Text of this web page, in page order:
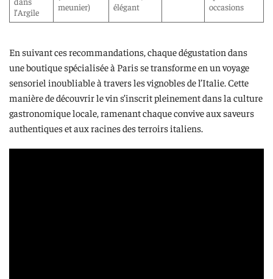
l’Argile
meunier)
élégant
occasions
En suivant ces recommandations, chaque dégustation dans
une boutique spécialisée à Paris se transforme en un voyage
sensoriel inoubliable à travers les vignobles de l’Italie. Cette
manière de découvrir le vin s’inscrit pleinement dans la culture
gastronomique locale, ramenant chaque convive aux saveurs
authentiques et aux racines des terroirs italiens.